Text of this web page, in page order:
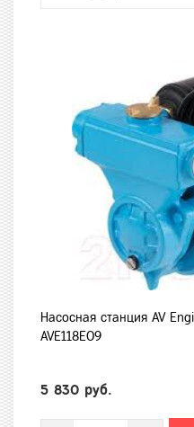
Насосная станция AV
AVE118E09
5 830 руб.